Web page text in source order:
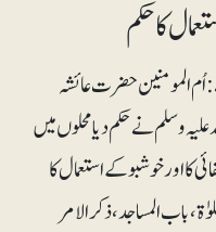
کا حکم
اُم المومنین حضرت عائشہ
وسلم نے حکم دیا محلوں میں
کا اور خوشبو کے استعمال کا
باب المساجد، ذکر الامر